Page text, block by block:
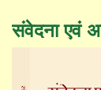
संवेदना एवं